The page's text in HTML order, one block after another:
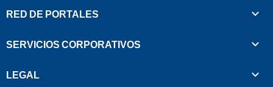
RED DE PORTALES
SERVICIOS CORPORATIVOS
LEGAL